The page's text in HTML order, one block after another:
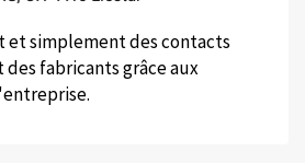
et simplement des contacts
des fabricants grâce aux